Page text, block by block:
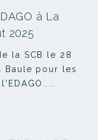
à La
2025
la SCB le 28
Baule pour les